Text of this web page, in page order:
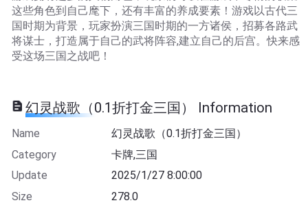
这些角色到自己麾下，还有丰富的养成要素！游戏以古代三
国时期为背景，玩家扮演三国时期的一方诸侯，招募各路武
将谋士，打造属于自己的武将阵容,建立自己的后宫。快来感
受这场三国之战吧！
幻灵战歌（0.1折打金三国） Information
Name
幻灵战歌（0.1折打金三国）
Category
卡牌,三国
Update
2025/1/27 8:00:00
Size
278.0